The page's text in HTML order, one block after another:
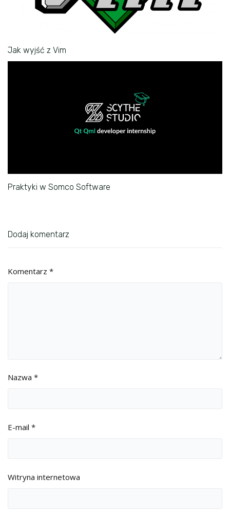
Jak wyjść z Vim
Praktyki w Somco Software
Dodaj komentarz
Komentarz *
Nazwa *
E-mail *
Witryna internetowa